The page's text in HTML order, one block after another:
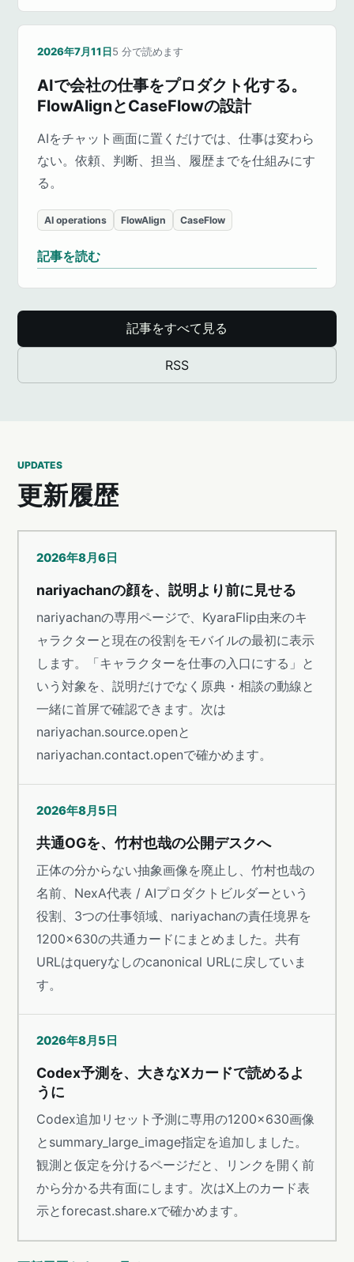
2026年7月11日5 分で読めます
AIで会社の仕事をプロダクト化する。
FlowAlignとCaseFlowの設計
AIをチャット画面に置くだけでは、仕事は変わら
ない。依頼、判断、担当、履歴までを仕組みにす
る。
AI operations FlowAlign CaseFlow
記事を読む
記事をすべて見る
RSS
UPDATES
更新履歴
2026年8月6日
nariyachanの顔を、説明より前に見せる
nariyachanの専用ページで、KyaraFlip由来のキ
ャラクターと現在の役割をモバイルの最初に表示
します。「キャラクターを仕事の入口にする」と
いう対象を、説明だけでなく原典・相談の動線と
一緒に首屏で確認できます。次は
nariyachan.source.openと
nariyachan.contact.openで確かめます。
2026年8月5日
共通OGを、竹村也哉の公開デスクへ
正体の分からない抽象画像を廃止し、竹村也哉の
名前、NexA代表 / AIプロダクトビルダーという
役割、3つの仕事領域、nariyachanの責任境界を
1200×630の共通カードにまとめました。共有
URLはqueryなしのcanonical URLに戻していま
す。
2026年8月5日
Codex予測を、大きなXカードで読めるよ
うに
Codex追加リセット予測に専用の1200×630画像
とsummary_large_image指定を追加しました。
観測と仮定を分けるページだと、リンクを開く前
から分かる共有面にします。次はX上のカード表
示とforecast.share.xで確かめます。